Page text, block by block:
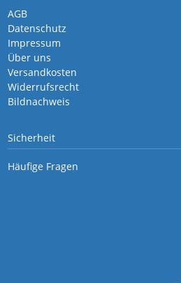
AGB
Datenschutz
Impressum
Über uns
Versandkosten
Widerrufsrecht
Bildnachweis
Sicherheit
Häufige Fragen